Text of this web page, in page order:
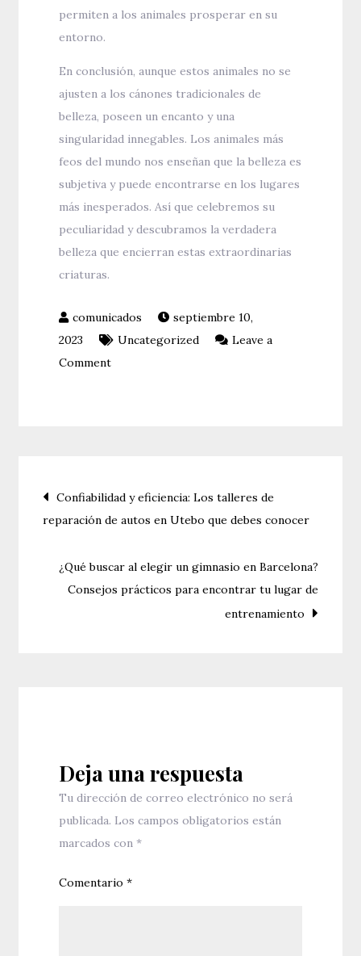
permiten a los animales prosperar en su
entorno.
En conclusión, aunque estos animales no se
ajusten a los cánones tradicionales de
belleza, poseen un encanto y una
singularidad innegables. Los animales más
feos del mundo nos enseñan que la belleza es
subjetiva y puede encontrarse en los lugares
más inesperados. Así que celebremos su
peculiaridad y descubramos la verdadera
belleza que encierran estas extraordinarias
criaturas.
septiembre 10,
2023
Uncategorized
Leave a
Commenton
planeta:
Descubre
belleza
en
Navegación
de
entradas
Confiabilidad y eficiencia: Los talleres de
reparación de autos en Utebo que debes conocer
¿Qué buscar al elegir un gimnasio en Barcelona?
Consejos prácticos para encontrar tu lugar de
entrenamiento
Deja una respuesta
Tu dirección de correo electrónico no será
publicada. Los campos obligatorios están
marcados con*
Comentario*